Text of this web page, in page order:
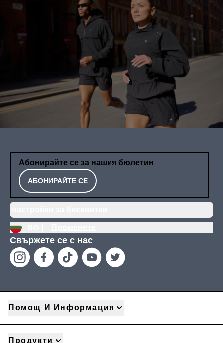
Абонирайте се за нашия бюлетин
АБОНИРАЙТЕ СЕ
Свържете се с нас
Помощ И Информация
Продукти